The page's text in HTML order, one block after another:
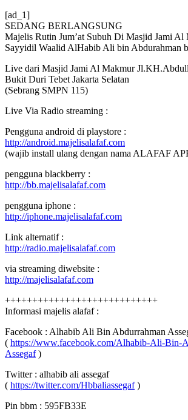
[ad_1]
SEDANG BERLANGSUNG
Majelis Rutin Jum’at Subuh Di Masjid Jami Al
Sayyidil Waalid AlHabib Ali bin Abdurahman
Live dari Masjid Jami Al Makmur
Bukit Duri Tebet Jakarta Selatan
(Sebrang SMPN 115)
Live Via Radio streaming :
Pengguna android di playstore :
http://android.majelisalafaf.com
(wajib install ulang dengan nama ALAFAF
pengguna blackberry :
http://bb.majelisalafaf.com
pengguna iphone :
http://iphone.majelisalafaf.com
Link alternatif :
http://radio.majelisalafaf.com
via streaming diwebsite :
http://majelisalafaf.com
++++++++++++++++++++++++++++
Informasi majelis alafaf :
Facebook : Alhabib Ali Bin Abdurrahman
( https://www.facebook.com/Alhabib-Ali-Bin-
Assegaf)
Twitter : alhabib ali assegaf
( https://twitter.com/Hbbaliassegaf)
Pin bbm : 595FB33E